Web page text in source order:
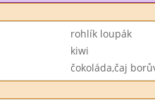
rohlík loupák
kiwi
čokoláda,čaj